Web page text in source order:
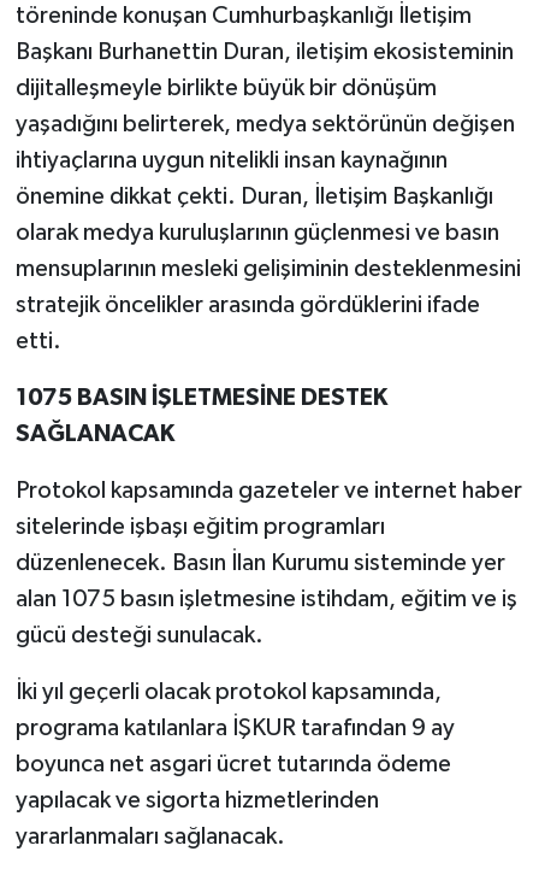
töreninde konuşan Cumhurbaşkanlığı İletişim
Başkanı Burhanettin Duran, iletişim ekosisteminin
dijitalleşmeyle birlikte büyük bir dönüşüm
yaşadığını belirterek, medya sektörünün değişen
ihtiyaçlarına uygun nitelikli insan kaynağının
önemine dikkat çekti. Duran, İletişim Başkanlığı
olarak medya kuruluşlarının güçlenmesi ve basın
mensuplarının mesleki gelişiminin desteklenmesini
stratejik öncelikler arasında gördüklerini ifade
etti.
1075 BASIN İŞLETMESİNE DESTEK
SAĞLANACAK
Protokol kapsamında gazeteler ve internet haber
sitelerinde işbaşı eğitim programları
düzenlenecek. Basın İlan Kurumu sisteminde yer
alan 1075 basın işletmesine istihdam, eğitim ve iş
gücü desteği sunulacak.
İki yıl geçerli olacak protokol kapsamında,
programa katılanlara İŞKUR tarafından 9 ay
boyunca net asgari ücret tutarında ödeme
yapılacak ve sigorta hizmetlerinden
yararlanmaları sağlanacak.